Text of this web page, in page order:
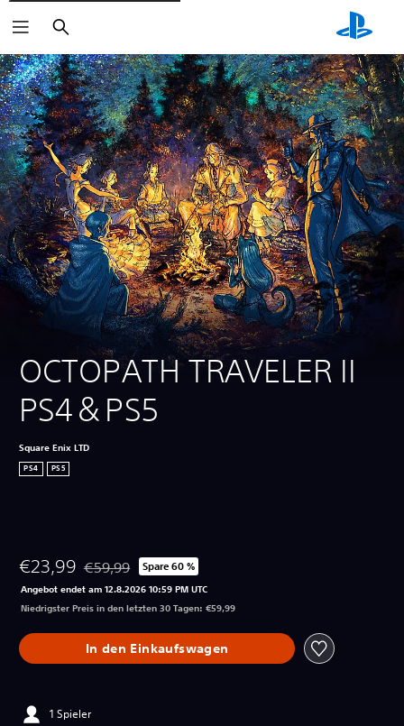
Suchen
OCTOPATH TRAVELER II
PS4＆PS5
Square Enix LTD
PS4 PS5
€23,99 Preisnachlass gegenüber dem Originalpreis von
€59,99 Spare 60 %
Angebot endet am 12.8.2026 10:59 PM UTC
Niedrigster Preis in den letzten 30 Tagen: €59,99
In den Einkaufswagen
1 Spieler